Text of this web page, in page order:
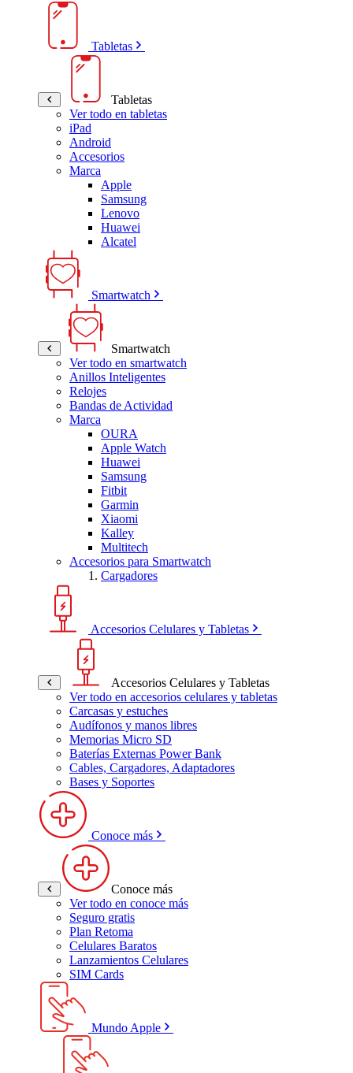
Tabletas
Tabletas
Ver todo en tabletas
iPad
Android
Accesorios
Marca
Apple
Samsung
Lenovo
Huawei
Alcatel
Smartwatch
Smartwatch
Ver todo en smartwatch
Anillos Inteligentes
Relojes
Bandas de Actividad
Marca
OURA
Apple Watch
Huawei
Samsung
Fitbit
Garmin
Xiaomi
Kalley
Multitech
Accesorios para Smartwatch
Cargadores
Accesorios Celulares y Tabletas
Accesorios Celulares y Tabletas
Ver todo en accesorios celulares y tabletas
Carcasas y estuches
Audífonos y manos libres
Memorias Micro SD
Baterías Externas Power Bank
Cables, Cargadores, Adaptadores
Bases y Soportes
Conoce más
Conoce más
Ver todo en conoce más
Seguro gratis
Plan Retoma
Celulares Baratos
Lanzamientos Celulares
SIM Cards
Mundo Apple